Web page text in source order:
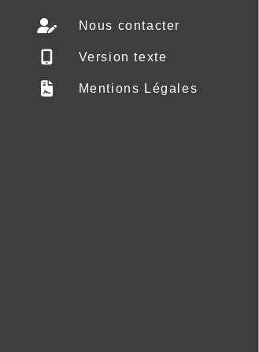
Nous contacter
Version texte
Mentions Légales